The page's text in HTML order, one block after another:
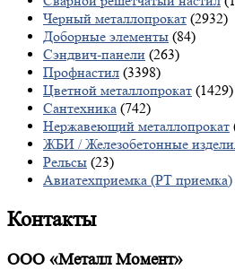
Черный металлопрокат (2932)
Доборные элементы (84)
Сэндвич-панели (263)
Профнастил (3398)
Цветной металлопрокат (1429)
Сантехника (742)
Нержавеющий металлопрокат
ЖБИ / Железобетонные
Рельсы (23)
Авиатехприемка (РТ приемка)
Контакты
ООО «Металл Момент»